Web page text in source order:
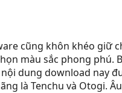
cũng khôn khéo giữ
màu sắc phong
dung download nay
là Tenchu và Otogi.